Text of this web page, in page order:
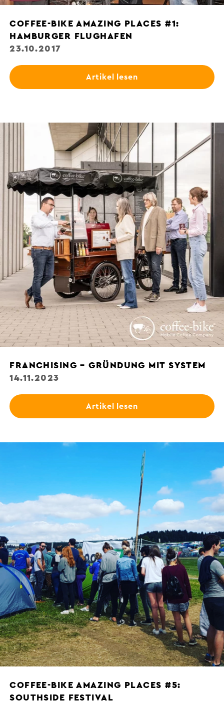
COFFEE-BIKE AMAZING PLACES #1:
HAMBURGER FLUGHAFEN
23.10.2017
Artikel lesen
FRANCHISING – GRÜNDUNG MIT SYSTEM
14.11.2023
Artikel lesen
COFFEE-BIKE AMAZING PLACES #5:
SOUTHSIDE FESTIVAL